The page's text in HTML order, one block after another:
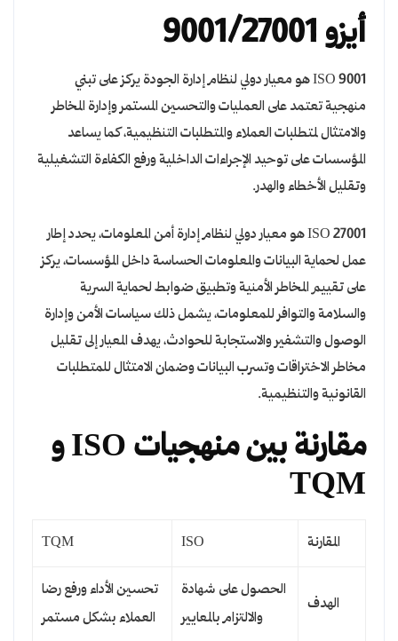
أيزو 9001/27001
ISO 9001 هو معيار دولي لنظام إدارة الجودة يركز على تبني
منهجية تعتمد على العمليات والتحسين المستمر وإدارة المخاطر
والامتثال لمتطلبات العملاء والمتطلبات التنظيمية، كما يساعد
المؤسسات على توحيد الإجراءات الداخلية ورفع الكفاءة التشغيلية
وتقليل الأخطاء والهدر.
ISO 27001 هو معيار دولي لنظام إدارة أمن المعلومات، يحدد إطار
عمل لحماية البيانات والمعلومات الحساسة داخل المؤسسات، يركز
على تقييم المخاطر الأمنية وتطبيق ضوابط لحماية السرية
والسلامة والتوافر للمعلومات، يشمل ذلك سياسات الأمن وإدارة
الوصول والتشفير والاستجابة للحوادث، يهدف المعيار إلى تقليل
مخاطر الاختراقات وتسرب البيانات وضمان الامتثال للمتطلبات
القانونية والتنظيمية.
مقارنة بين منهجيات ISO و
TQM
المقارنة ISO
TQM
الهدف
الحصول على شهادة
والالتزام بالمعايير
تحسين الأداء ورفع رضا
العملاء بشكل مستمر